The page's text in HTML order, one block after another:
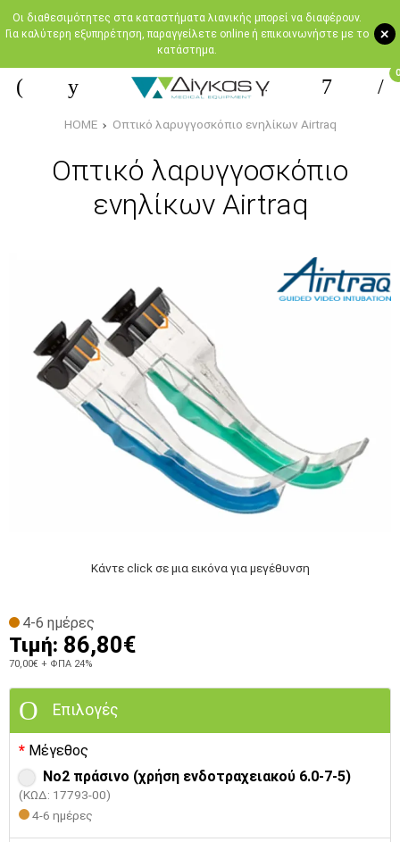
+
Oι διαθεσιμότητες στα καταστήματα λιανικής μπορεί να διαφέρουν.
Για καλύτερη εξυπηρέτηση, παραγγείλετε online ή επικοινωνήστε με το
κατάστημα.
0
HOME Οπτικό λαρυγγοσκόπιο ενηλίκων Airtraq
Οπτικό λαρυγγοσκόπιο
ενηλίκων Airtraq
Κάντε click σε μια εικόνα για μεγέθυνση
4-6 ημέρες
Τιμή: 86,80€
70,00€ + ΦΠΑ 24%
Επιλογές
Μέγεθος
Νο2 πράσινο (χρήση ενδοτραχειακού 6.0-7-5)
(ΚΩΔ: 17793-00)
4-6 ημέρες